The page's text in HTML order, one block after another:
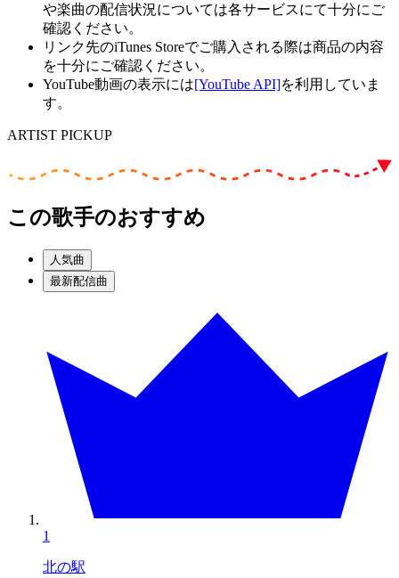
や楽曲の配信状況については各サービスにて十分にご
確認ください。
リンク先のiTunes Storeでご購入される際は商品の内容
を十分にご確認ください。
YouTube動画の表示には[YouTube API]を利用していま
す。
ARTIST PICKUP
この歌手のおすすめ
人気曲
最新配信曲
1
北の駅